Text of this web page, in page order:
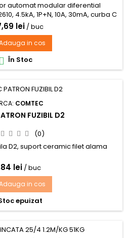
automat modular diferential
4.5kA, 1P+N, 10A, 30mA, curba C
lei / buc
in cos
 În Stoc
COMTEC
FUZIBIL D2
(0)
D2, suport ceramic filet alama
lei / buc
in cos
epuizat